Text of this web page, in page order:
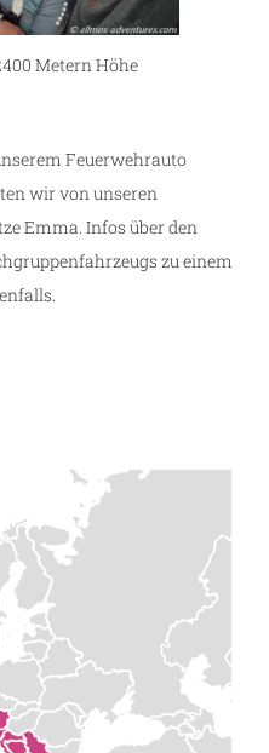
Metern Höhe
Feuerwehrauto
wir von unseren
Emma. Infos über den
zu einem